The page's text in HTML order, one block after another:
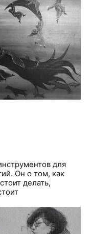
для
Он о том, как
делать,